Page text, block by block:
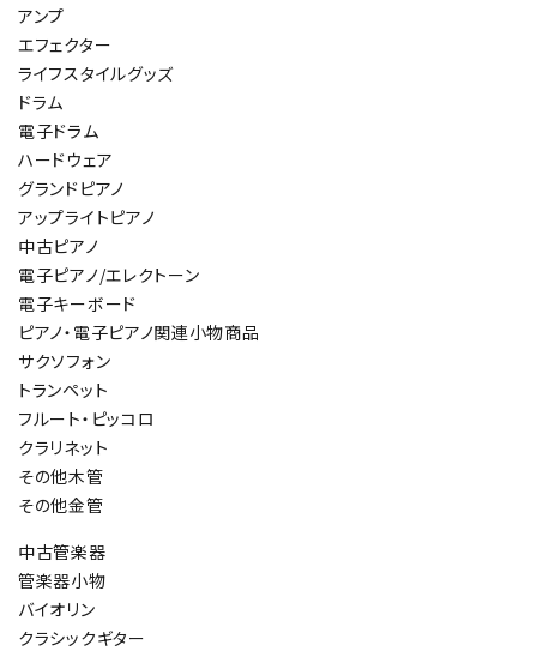
アンプ
エフェクター
ライフスタイルグッズ
ドラム
電子ドラム
ハードウェア
グランドピアノ
アップライトピアノ
中古ピアノ
電子ピアノ/エレクトーン
電子キーボード
ピアノ・電子ピアノ関連小物商品
サクソフォン
トランペット
フルート・ピッコロ
クラリネット
その他木管
その他金管
中古管楽器
管楽器小物
バイオリン
クラシックギター